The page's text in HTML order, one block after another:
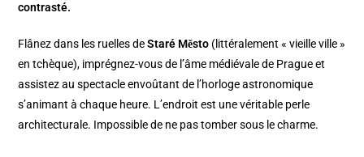
contrasté.
Flânez dans les ruelles deStaré Město (littéralement « vieille ville »
en tchèque), imprégnez-vous de l’âme médiévale de Prague et
assistez au spectacle envoûtant de l’horloge astronomique
s’animant à chaque heure. L’endroit est une véritable perle
architecturale. Impossible de ne pas tomber sous le charme.